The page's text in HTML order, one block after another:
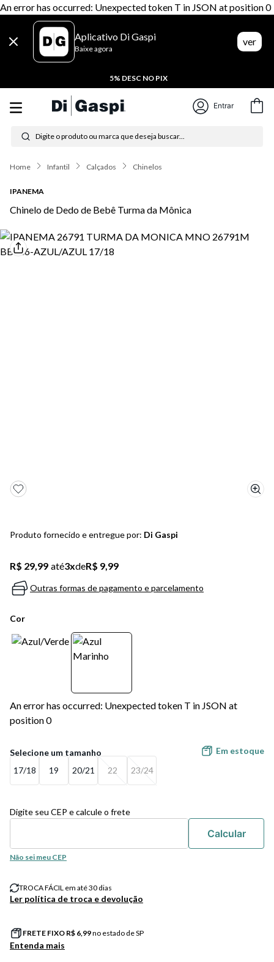
An error has occurred: Unexpected token T in JSON at position 0
Aplicativo Di Gaspi
Baixe agora
ver
5% DESC NO PIX
Entrar
Digite o produto ou marca que deseja buscar...
Infantil Calçados Chinelos
IPANEMA
Chinelo de Dedo de Bebê Turma da Mônica
Produto fornecido e entregue por: Di Gaspi
R$ 29,99 até3xdeR$ 9,99
Outras formas de pagamento e parcelamento
Cor
An error has occurred: Unexpected token T in JSON at
position 0
17/18 19 20/21 22 23/24
Em estoque
Digite seu CEP e calcule o frete
Não sei meu CEP
TROCA FÁCIL em até 30 dias
Ler política de troca e devolução
FRETE FIXO R$ 6,99no estado de SP
Entenda mais
1º tênis feminino
2º tenis
3º moletom